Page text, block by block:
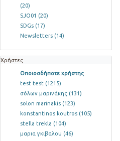
(20)
SJO01 (20)
SDGs (17)
Newsletters (14)
Χρήστες
Οποιοσδήποτε χρήστης
test test (1215)
σόλων μαρινάκης (131)
solon marinakis (123)
konstantinos koutros (105)
stella trekla (104)
μαρια γκιβαλου (46)